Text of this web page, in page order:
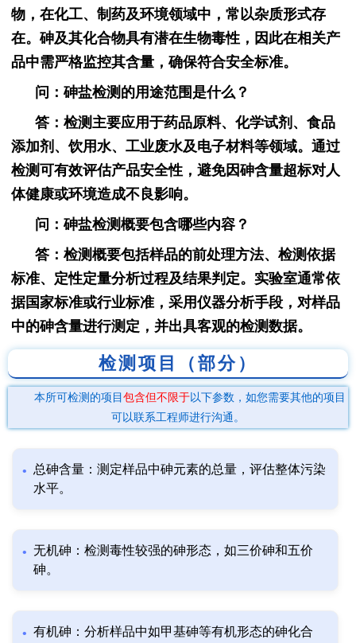
物，在化工、制药及环境领域中，常以杂质形式存
在。砷及其化合物具有潜在生物毒性，因此在相关产
品中需严格监控其含量，确保符合安全标准。
问：砷盐检测的用途范围是什么？
答：检测主要应用于药品原料、化学试剂、食品
添加剂、饮用水、工业废水及电子材料等领域。通过
检测可有效评估产品安全性，避免因砷含量超标对人
体健康或环境造成不良影响。
问：砷盐检测概要包含哪些内容？
答：检测概要包括样品的前处理方法、检测依据
标准、定性定量分析过程及结果判定。实验室通常依
据国家标准或行业标准，采用仪器分析手段，对样品
中的砷含量进行测定，并出具客观的检测数据。
检测项目（部分）
本所可检测的项目 包含但不限于以下参数，如您需要其他的项目
可以联系工程师进行沟通。
总砷含量：测定样品中砷元素的总量，评估整体污染
水平。
无机砷：检测毒性较强的砷形态，如三价砷和五价
砷。
有机砷：分析样品中如甲基砷等有机形态的砷化合